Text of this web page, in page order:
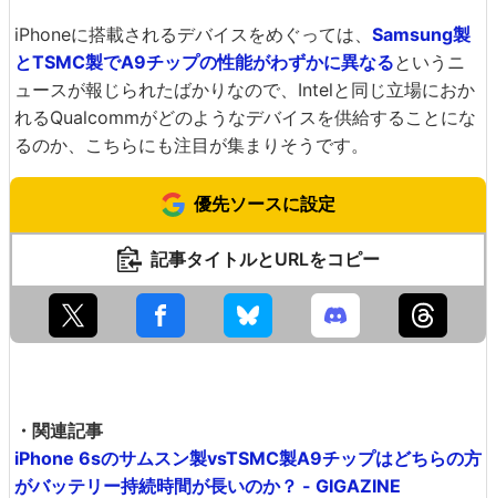
iPhoneに搭載されるデバイスをめぐっては、 Samsung製
とTSMC製でA9チップの性能がわずかに異なるというニ
ュースが報じられたばかりなので、Intelと同じ立場におか
れるQualcommがどのようなデバイスを供給することにな
るのか、こちらにも注目が集まりそうです。
優先ソースに設定
記事タイトルとURLをコピー
・関連記事
iPhone 6sのサムスン製vsTSMC製A9チップはどちらの方
がバッテリー持続時間が長いのか？ - GIGAZINE